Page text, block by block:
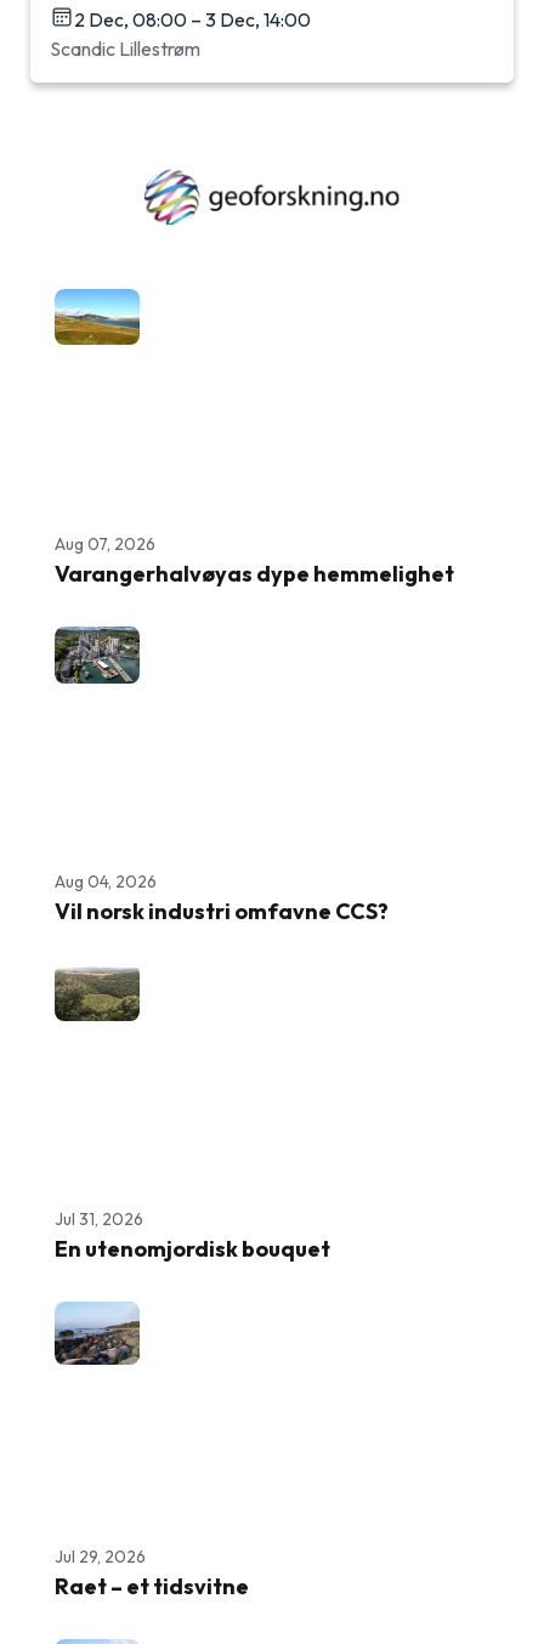
2 Dec, 08:00 – 3 Dec, 14:00
Scandic Lillestrøm
Aug 07, 2026
Varangerhalvøyas dype hemmelighet
Aug 04, 2026
Vil norsk industri omfavne CCS?
Jul 31, 2026
En utenomjordisk bouquet
Jul 29, 2026
Raet – et tidsvitne